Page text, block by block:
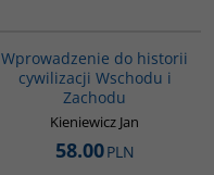
Wprowadzenie do historii
cywilizacji Wschodu i
Zachodu
Kieniewicz Jan
58.00PLN